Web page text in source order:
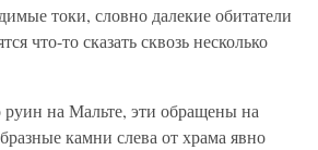
токи, словно далекие обитатели
что-то сказать сквозь несколько
на Мальте, эти обращены на
камни слева от храма явно